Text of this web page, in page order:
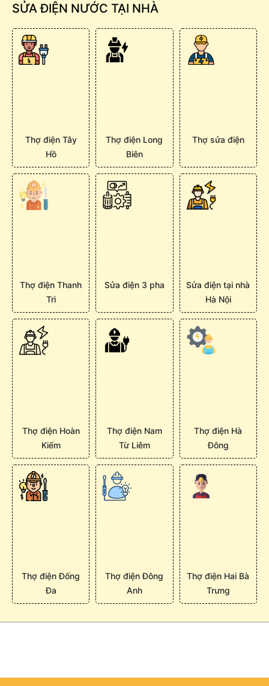
SỬA ĐIỆN NƯỚC TẠI NHÀ
Thợ điện Tây
Hồ
Thợ điện Long
Biên
Thợ sửa điện
Thợ điện Thanh
Trì
Sửa điện 3 pha
Sửa điện tại nhà
Hà Nội
Thợ điện Hoàn
Kiếm
Thợ điện Nam
Từ Liêm
Thợ điện Hà
Đông
Thợ điện Đống
Đa
Thợ điện Đông
Anh
Thợ điện Hai Bà
Trưng